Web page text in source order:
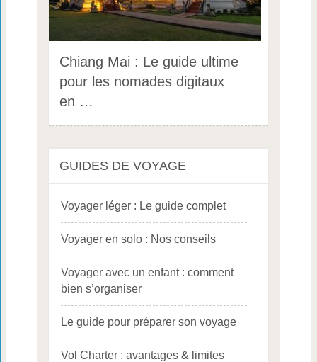
Chiang Mai : Le guide ultime
pour les nomades digitaux
en …
GUIDES DE VOYAGE
Voyager léger : Le guide complet
Voyager en solo : Nos conseils
Voyager avec un enfant : comment
bien s’organiser
Le guide pour préparer son voyage
Vol Charter : avantages & limites